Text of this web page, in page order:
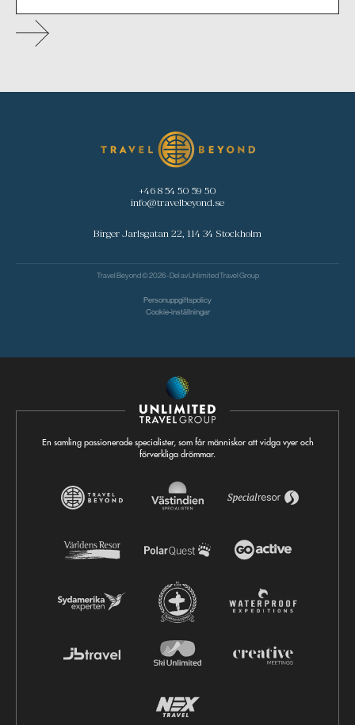
+46 8 54 50 59 50
info@travelbeyond.se
Birger Jarlsgatan 22, 114 34 Stockholm
Travel Beyond © 2026 - Del avUnlimited Travel Group
Personuppgiftspolicy
Cookie-inställningar
En samling passionerade specialister, som får människor att vidga vyer och
förverkliga drömmar.